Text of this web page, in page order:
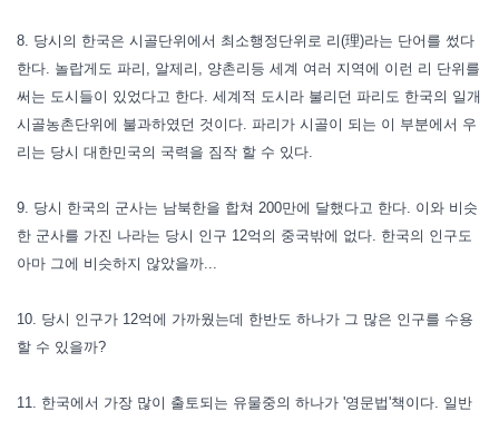
8. 당시의 한국은 시골단위에서 최소행정단위로 리(理)라는 단어를 썼다
한다. 놀랍게도 파리, 알제리, 양촌리등 세계 여러 지역에 이런 리 단위를
써는 도시들이 있었다고 한다. 세계적 도시라 불리던 파리도 한국의 일개
시골농촌단위에 불과하였던 것이다. 파리가 시골이 되는 이 부분에서 우
리는 당시 대한민국의 국력을 짐작 할 수 있다.
9. 당시 한국의 군사는 남북한을 합쳐 200만에 달했다고 한다. 이와 비슷
한 군사를 가진 나라는 당시 인구 12억의 중국밖에 없다. 한국의 인구도
아마 그에 비슷하지 않았을까...
10. 당시 인구가 12억에 가까웠는데 한반도 하나가 그 많은 인구를 수용
할 수 있을까?
11. 한국에서 가장 많이 출토되는 유물중의 하나가 '영문법'책이다. 일반